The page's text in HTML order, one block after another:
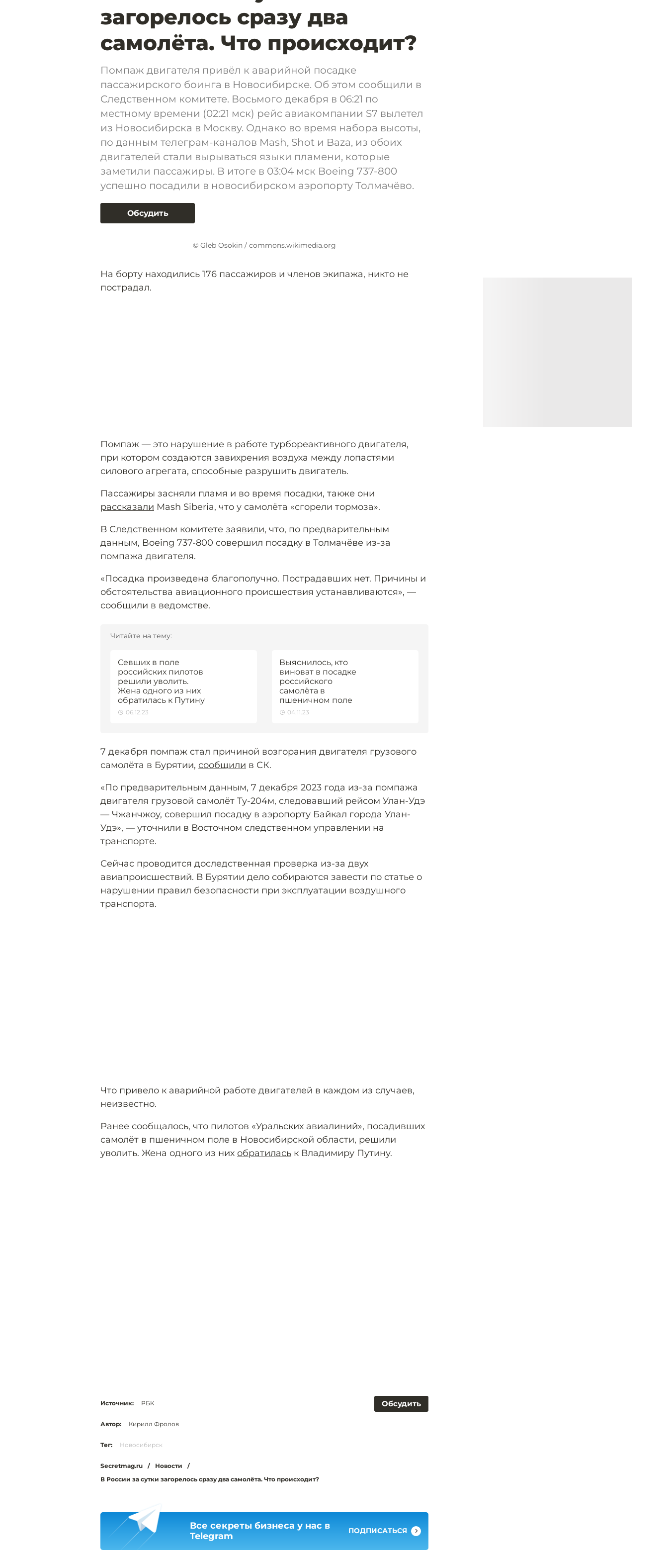
загорелось сразу два
самолёта. Что происходит?
Помпаж двигателя привёл к аварийной посадке
пассажирского боинга в Новосибирске. Об этом сообщили в
Следственном комитете. Восьмого декабря в 06:21 по
местному времени (02:21 мск) рейс авиакомпании S7 вылетел
из Новосибирска в Москву. Однако во время набора высоты,
по данным телеграм-каналов Mash, Shot и Baza, из обоих
двигателей стали вырываться языки пламени, которые
заметили пассажиры. В итоге в 03:04 мск Boeing 737-800
успешно посадили в новосибирском аэропорту Толмачёво.
Обсудить
© Gleb Osokin / commons.wikimedia.org
На борту находились 176 пассажиров и членов экипажа, никто не
пострадал.
Помпаж — это нарушение в работе турбореактивного двигателя,
при котором создаются завихрения воздуха между лопастями
силового агрегата, способные разрушить двигатель.
Пассажиры засняли пламя и во время посадки, также они
рассказали Mash Siberia, что у самолёта «сгорели тормоза».
В Следственном комитете заявили, что, по предварительным
данным, Boeing 737-800 совершил посадку в Толмачёве из-за
помпажа двигателя.
«Посадка произведена благополучно. Пострадавших нет. Причины и
обстоятельства авиационного происшествия устанавливаются», —
сообщили в ведомстве.
Читайте на тему:
Севших в поле
российских пилотов
решили уволить.
Жена одного из них
обратилась к Путину
06.12.23
Выяснилось, кто
виноват в посадке
российского
самолёта в
пшеничном поле
04.11.23
7 декабря помпаж стал причиной возгорания двигателя грузового
самолёта в Бурятии, сообщили в СК.
«По предварительным данным, 7 декабря 2023 года из-за помпажа
двигателя грузовой самолёт Ту-204м, следовавший рейсом Улан-Удэ
— Чжанчжоу, совершил посадку в аэропорту Байкал города Улан-
Удэ», — уточнили в Восточном следственном управлении на
транспорте.
Сейчас проводится доследственная проверка из-за двух
авиапроисшествий. В Бурятии дело собираются завести по статье о
нарушении правил безопасности при эксплуатации воздушного
транспорта.
Что привело к аварийной работе двигателей в каждом из случаев,
неизвестно.
Ранее сообщалось, что пилотов «Уральских авиалиний», посадивших
самолёт в пшеничном поле в Новосибирской области, решили
уволить. Жена одного из них обратилась к Владимиру Путину.
Обсудить
Источник: РБК
Автор: Кирилл Фролов
Тег: Новосибирск
Secretmag.ru / Новости
/
В России за сутки загорелось сразу два самолёта. Что происходит?
Все секреты бизнеса у нас в
Telegram
ПОДПИСАТЬСЯ